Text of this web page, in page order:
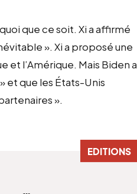
que ce soit. Xi a affirmé
». Xi a proposé une
et l’Amérique. Mais Biden a
et que les États-Unis
».